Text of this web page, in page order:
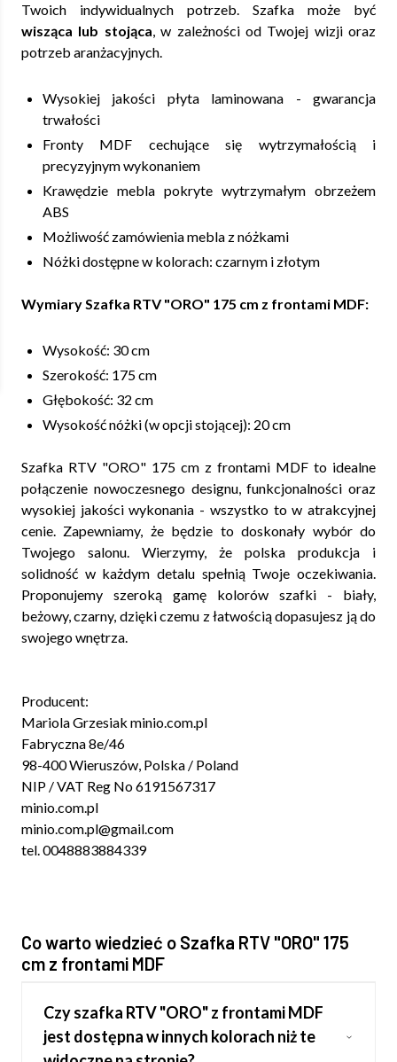
Twoich indywidualnych potrzeb. Szafka może być
wisząca lub stojąca, w zależności od Twojej wizji oraz
potrzeb aranżacyjnych.
Wysokiej jakości płyta laminowana - gwarancja
trwałości
Fronty MDF cechujące się wytrzymałością i
precyzyjnym wykonaniem
Krawędzie mebla pokryte wytrzymałym obrzeżem
ABS
Możliwość zamówienia mebla z nóżkami
Nóżki dostępne w kolorach: czarnym i złotym
Wymiary Szafka RTV "ORO" 175 cm z frontami MDF:
Wysokość: 30 cm
Szerokość: 175 cm
Głębokość: 32 cm
Wysokość nóżki (w opcji stojącej): 20 cm
Szafka RTV "ORO" 175 cm z frontami MDF to idealne
połączenie nowoczesnego designu, funkcjonalności oraz
wysokiej jakości wykonania - wszystko to w atrakcyjnej
cenie. Zapewniamy, że będzie to doskonały wybór do
Twojego salonu. Wierzymy, że polska produkcja i
solidność w każdym detalu spełnią Twoje oczekiwania.
Proponujemy szeroką gamę kolorów szafki - biały,
beżowy, czarny, dzięki czemu z łatwością dopasujesz ją do
swojego wnętrza.
Producent:
Mariola Grzesiak minio.com.pl
Fabryczna 8e/46
98-400 Wieruszów, Polska / Poland
NIP / VAT Reg No 6191567317
minio.com.pl
minio.com.pl@gmail.com
tel. 0048883884339
Co warto wiedzieć o Szafka RTV "ORO" 175
cm z frontami MDF
Czy szafka RTV "ORO" z frontami MDF
jest dostępna w innych kolorach niż te